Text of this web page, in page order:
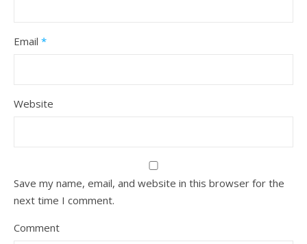
Email *
Website
Save my name, email, and website in this browser for the
next time I comment.
Comment